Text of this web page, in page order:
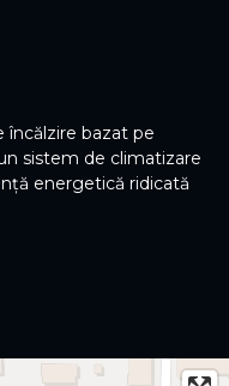
prin Alexa
bazat pe
sistem de climatizare
energetică ridicată
sanitare Villeroy
cu aparatură